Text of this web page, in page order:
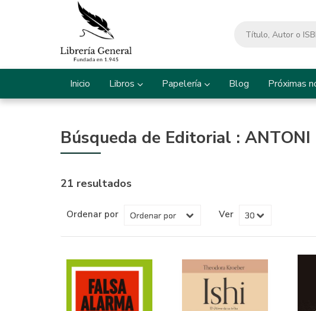
Inicio Libros Papelería Blog Próximas
Búsqueda de Editorial :
21 resultados
Ordenar por Ver